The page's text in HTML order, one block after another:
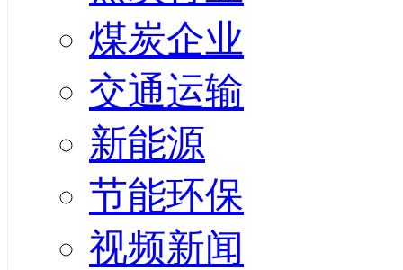
煤炭企业
交通运输
新能源
节能环保
视频新闻